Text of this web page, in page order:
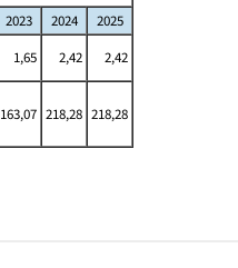
2023 2024
2025
1,65 2,42
2,42
163,07 218,28 218,28